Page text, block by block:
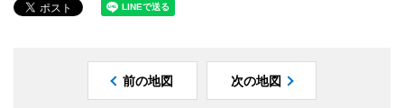
前の地図 次の地図